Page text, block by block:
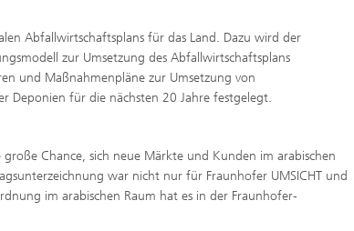
Abfallwirtschaftsplans für das Land. Dazu wird der
zur Umsetzung des Abfallwirtschaftsplans
und Maßnahmenpläne zur Umsetzung von
Deponien für die nächsten 20 Jahre festgelegt.
Chance, sich neue Märkte und Kunden im arabischen
war nicht nur für Fraunhofer UMSICHT und
im arabischen Raum hat es in der Fraunhofer-